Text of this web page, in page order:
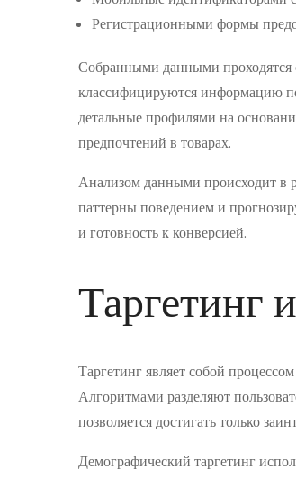
Регистрационными формы
Собранными данными проходятся
классифицируются информацию
детальные профилями на
предпочтений в товарах.
Анализом данными происходит в
паттерны поведением и
и готовность к конверсией.
Таргетинг
Таргетинг являет собой
Алгоритмами разделяют
позволяется достигать только
Демографический таргетинг